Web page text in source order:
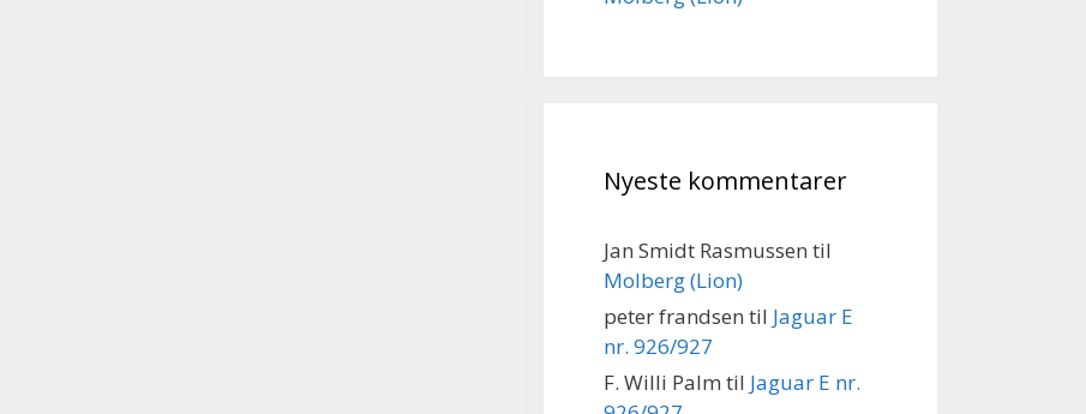
Nyeste kommentarer
Jan Smidt Rasmussen til
Molberg (Lion)
peter frandsen til Jaguar E
nr. 926/927
F. Willi Palm til Jaguar E nr.